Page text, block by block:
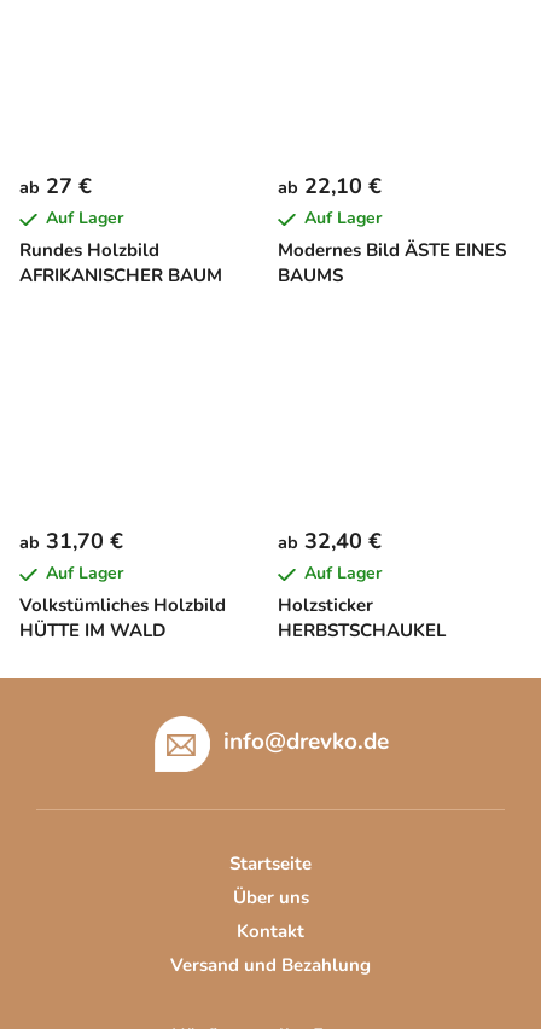
Rundes Holzbild
AFRIKANISCHER BAUM
ab 27 €
Auf Lager
Modernes Bild ÄSTE EINES
BAUMS
ab 22,10 €
Auf Lager
Volkstümliches Holzbild
HÜTTE IM WALD
ab 31,70 €
Auf Lager
Holzsticker
HERBSTSCHAUKEL
ab 32,40 €
Auf Lager
info@drevko.de
Startseite
Über uns
Kontakt
Versand und Bezahlung